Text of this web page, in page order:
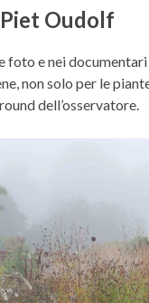
Oudolf
e nei
non solo per le
dell’osservatore.